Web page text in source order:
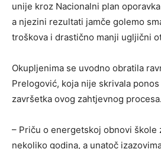
unije kroz Nacionalni plan
a njezini rezultati jamče golemo
troškova i drastično manji ugljični
Okupljenima se uvodno obratila
Prelogović, koja nije skrivala
završetka ovog zahtjevnog procesa.
– Priču o energetskoj obnovi škole
nekoliko godina, a unatoč